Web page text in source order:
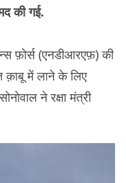
की गई.
फ़ोर्स (एनडीआरएफ़) की
क़ाबू में लाने के लिए
ने रक्षा मंत्री